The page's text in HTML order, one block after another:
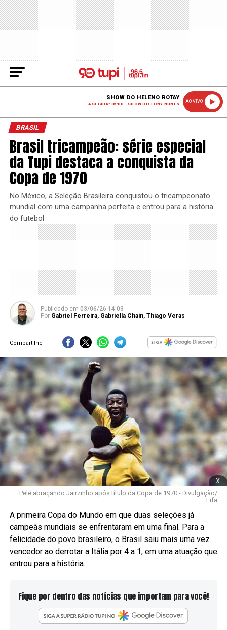
SHOW DO HELENO ROTAY
A SEGUIR: 05:00 - SHOW DO TONY NUNES
AO VIVO
BRASIL
Brasil tricampeão: série especial
da Tupi destaca a conquista da
Copa de 1970
No México, a Seleção Brasileira conquistou o tricampeonato
mundial com uma campanha perfeita e entrou para a história
do futebol
Publicado em 03/06/26 14:03
Por Gabriel Ferreira, Gabriella Chain, Thiago Veras
Compartilhe
x
Pelé abraçando Jairzinho após título da Copa de 1970 - Divulgação/
Fifa
A primeira Copa do Mundo em que duas seleções já
campeãs mundiais se enfrentaram em uma final. Para a
felicidade do povo brasileiro, o Brasil saiu mais uma vez
vencedor ao derrotar a Itália por 4 a 1, em uma atuação que
entrou para a história.
Fique por dentro das notícias que importam para você!